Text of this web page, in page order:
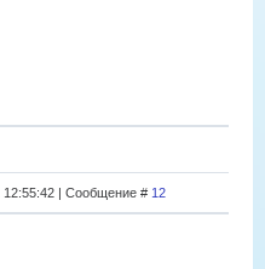
12:55:42 | Сообщение # 12